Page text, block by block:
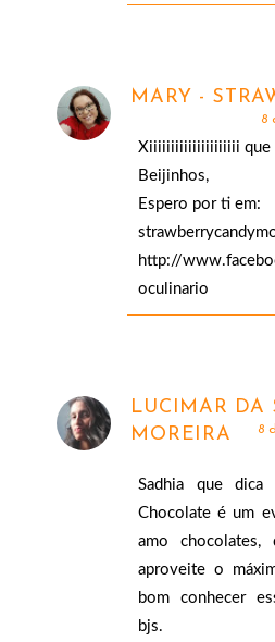
MARY -
8
Xiiiiiiiiiiiiiiiiiiiii que
Beijinhos,
Espero por ti em:
http://
oculinario
LUCIMAR DA
MOREIRA
8
Sadhia que dica
Chocolate é um
amo
aproveite o
bom conhecer
bjs.